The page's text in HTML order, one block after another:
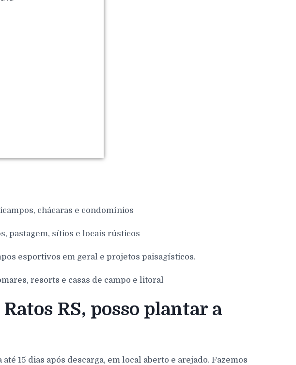
chácaras e condomínios
pastagem, sítios e locais rústicos
esportivos em geral e projetos paisagísticos.
resorts e casas de campo e litoral
RS, posso plantar a
15 dias após descarga, em local aberto e arejado. Fazemos